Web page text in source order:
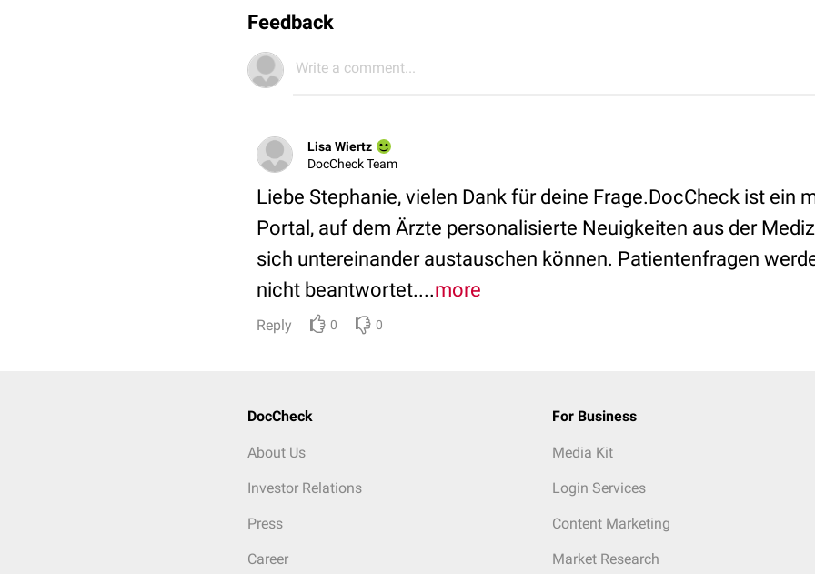
Feedback
Write a comment...
Lisa Wiertz
DocCheck Team
Liebe Stephanie, vielen Dank für deine Frage.DocCheck ist ein
Portal, auf dem Ärzte personalisierte Neuigkeiten aus der
sich untereinander austauschen können. Patientenfragen
nicht beantwortet....more
Reply 0 0
DocCheck
About Us
Investor Relations
Press
Career
For Business
Media Kit
Login Services
Content Marketing
Market Research